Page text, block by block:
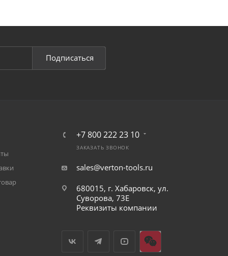
Подписаться
+7 800 222 23 10
ЗАКАЗАТЬ ЗВОНОК
sales@verton-tools.ru
680015, г. Хабаровск, ул.
Суворова, 73Е
Реквизиты компании